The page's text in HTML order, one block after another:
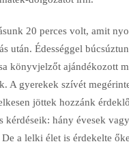
20 perces volt, amit
után. Édességgel
könyvjelzőt ajándékozott
A gyerekek szívét
jöttek hozzánk
kérdéseik: hány évesek
a lelki élet is érdekelte